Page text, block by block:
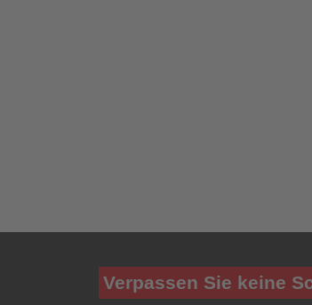
Verpassen Sie keine